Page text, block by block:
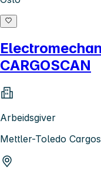
CARGOSCAN
Arbeidsgiver
Mettler-Toledo